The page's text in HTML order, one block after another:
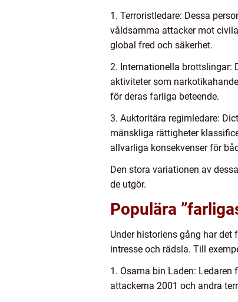
1. Terroristledare: Dessa
våldsamma attacker mot
global fred och säkerhet.
2. Internationella brottslingar:
aktiviteter som
för deras farliga beteende.
3. Auktoritära regimledare:
mänskliga rättigheter
allvarliga konsekvenser för
Den stora variationen av
de utgör.
Populära
Under historiens gång har
intresse och rädsla. Till
1. Osama bin Laden: Ledaren
attackerna 2001 och andra